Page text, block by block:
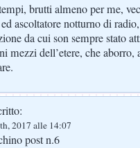
brutti almeno per me,
ascoltatore notturno di
da cui son sempre stato
mezzi dell’etere, che aborro,
2017 alle 14:07
post n.6